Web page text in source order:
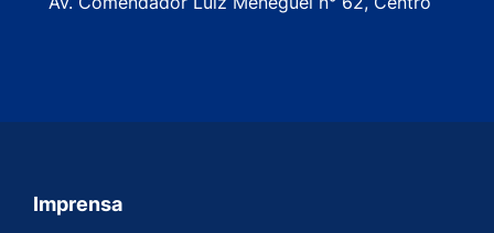
Seção do Rodapé e Contato
Imprensa